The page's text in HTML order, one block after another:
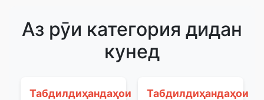
Аз рӯи категория дидан
кунед
Табдилдиҳандаҳои
Табдилдиҳандаҳои